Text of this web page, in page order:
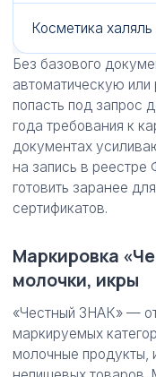
Косметика халяль
Без базового
автоматическую
попасть под запрос
года требования к
документах
на запись в
готовить заранее
сертификатов.
Маркировка
молочки, икры
«Честный ЗНАК» —
маркируемых
молочные продукты,